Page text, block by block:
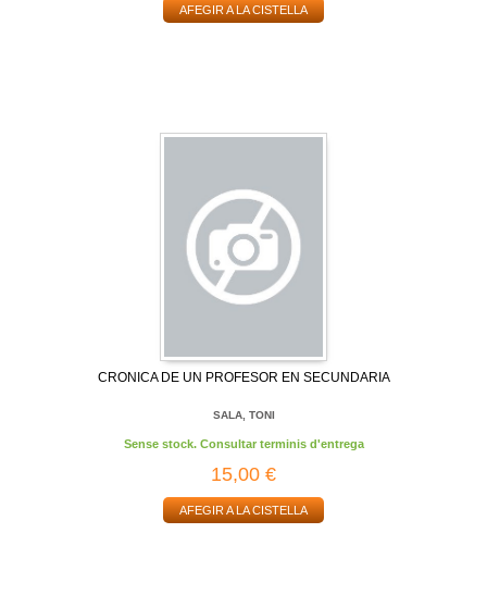
AFEGIR A LA CISTELLA
CRONICA DE UN PROFESOR EN SECUNDARIA
SALA, TONI
Sense stock. Consultar terminis d'entrega
15,00 €
AFEGIR A LA CISTELLA